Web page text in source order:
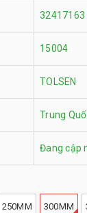
32417163
15004
TOLSEN
Trung
Đang cập
250MM 300MM